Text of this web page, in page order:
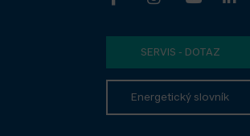
SERVIS - DOTAZ
Energetický slovník